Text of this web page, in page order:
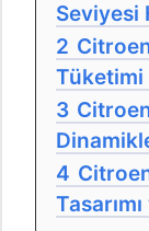
Seviyesi
2
Tüketimi
3
4